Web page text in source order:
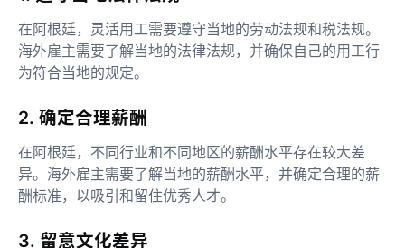
在阿根廷，灵活用工需要遵守当地的劳动法规和税法规。
海外雇主需要了解当地的法律法规，并确保自己的用工行
为符合当地的规定。
2. 确定合理薪酬
在阿根廷，不同行业和不同地区的薪酬水平存在较大差
异。海外雇主需要了解当地的薪酬水平，并确定合理的薪
酬标准，以吸引和留住优秀人才。
3. 留意文化差异